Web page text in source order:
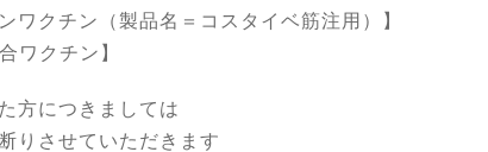
ワクチン（製品名＝コスタイベ筋注用）】
ワクチン】
方につきましては
りさせていただきます